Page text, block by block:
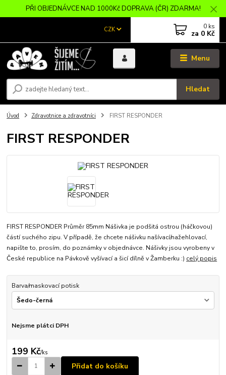
PŘI OBJEDNÁVCE NAD 1000Kč DOPRAVA (ČR) ZDARMA!
Menu
CZK
Hledat
0 ks
za 0 Kč
Úvod Zdravotnice a zdravotníci FIRST RESPONDER
FIRST RESPONDER
FIRST RESPONDER Průměr 85mm Nášivka je podšitá ostrou (háčkovou)
částí suchého zipu. V případě, že chcete nášivku našívací/nažehlovací,
napište to, prosím, do poznámky v objednávce. Nášivky jsou vyrobeny v
České republice na Pávkově vyšívací a šicí dílně v Žamberku :) celý popis
Barva/maskovací potisk
Nejsme plátci DPH
199 Kč/ks
Přidat do košíku